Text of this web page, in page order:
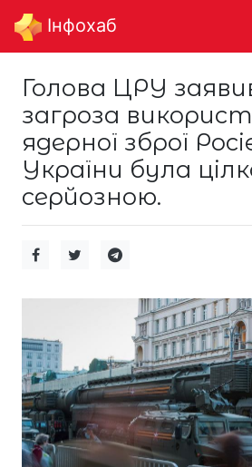
Інфохаб
Голова ЦРУ
загроза
ядерної зброї
України була
серйозною.